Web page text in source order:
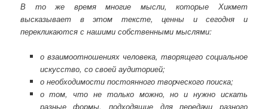
В то же время многие мысли, которые Хикмет
высказывает в этом тексте, ценны и
сегодня и
перекликаются с нашими собственными мыслями:
о взаимоотношениях человека, творящего социальное
искусство, со своей аудиторией;
о необходимости постоянного творческого поиска;
о том, что не только можно, но и нужно искать
разные формы, подходящие для передачи разного